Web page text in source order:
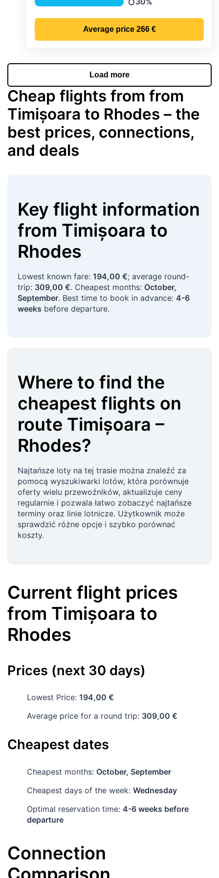
Precipitation
Average price 266 €
Load more
Cheap flights from from
Timișoara to Rhodes – the
best prices, connections,
and deals
Key flight information
from Timișoara to
Rhodes
Lowest known fare: 194,00 €; average round-
trip: 309,00 €. Cheapest months: October,
September. Best time to book in advance: 4-6
weeks before departure.
Where to find the
cheapest flights on
route Timișoara –
Rhodes?
Najtańsze loty na tej trasie można znaleźć za
pomocą wyszukiwarki lotów, która porównuje
oferty wielu przewoźników, aktualizuje ceny
regularnie i pozwala łatwo zobaczyć najtańsze
terminy oraz linie lotnicze. Użytkownik może
sprawdzić różne opcje i szybko porównać
koszty.
Current flight prices
from Timișoara to
Rhodes
Prices (next 30 days)
Lowest Price: 194,00 €
Average price for a round trip: 309,00 €
Cheapest dates
Cheapest months: October, September
Cheapest days of the week: Wednesday
Optimal reservation time: 4-6 weeks before
departure
Connection